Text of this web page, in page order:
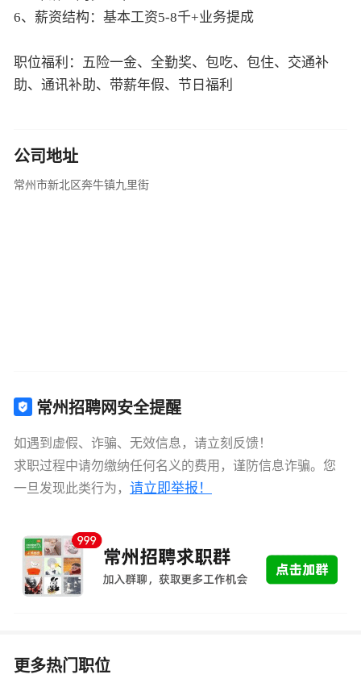
6、薪资结构：基本工资5-8千+业务提成
职位福利：五险一金、全勤奖、包吃、包住、交通补
助、通讯补助、带薪年假、节日福利
公司地址
常州市新北区奔牛镇九里街
常州招聘网安全提醒
如遇到虚假、诈骗、无效信息，请立刻反馈！
求职过程中请勿缴纳任何名义的费用，谨防信息诈骗。您
一旦发现此类行为， 请立即举报！
更多热门职位